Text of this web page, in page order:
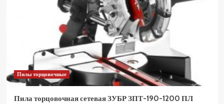
Пилы торцовочные
Пила торцовочная сетевая ЗУБР ЗПТ-190-1200 ПЛ